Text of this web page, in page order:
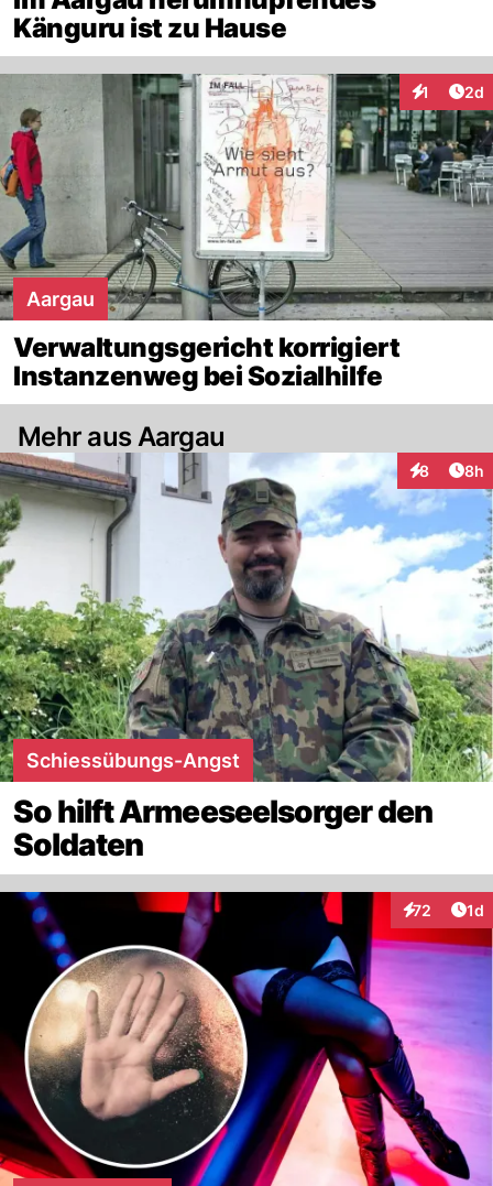
Känguru ist zu Hause
1 2d
Aargau
Verwaltungsgericht korrigiert
Instanzenweg bei Sozialhilfe
Mehr aus Aargau
8 8h
Schiessübungs-Angst
So hilft Armeeseelsorger den
Soldaten
72 1d